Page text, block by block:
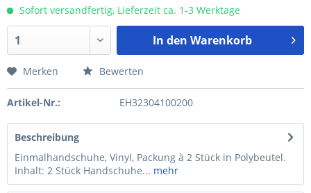
Sofort versandfertig, Lieferzeit ca. 1-3 Werktage
In den Warenkorb
Merken Bewerten
Artikel-Nr.: EH32304100200
Beschreibung
Einmalhandschuhe, Vinyl, Packung à 2 Stück in Polybeutel.
Inhalt: 2 Stück Handschuhe... mehr